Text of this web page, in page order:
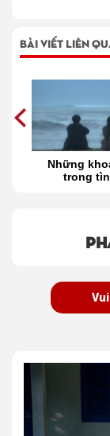
BÀI VIẾT LIÊN
Những
trong